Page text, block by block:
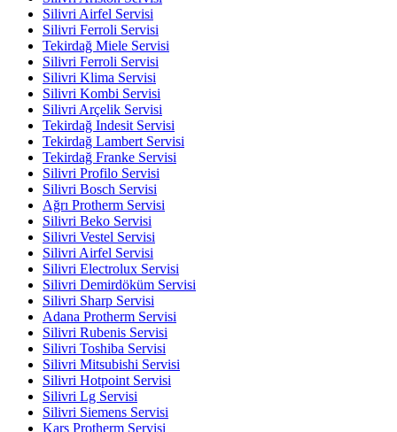
Silivri Airfel Servisi
Silivri Ferroli Servisi
Tekirdağ Miele Servisi
Silivri Ferroli Servisi
Silivri Klima Servisi
Silivri Kombi Servisi
Silivri Arçelik Servisi
Tekirdağ Indesit Servisi
Tekirdağ Lambert Servisi
Tekirdağ Franke Servisi
Silivri Profilo Servisi
Silivri Bosch Servisi
Ağrı Protherm Servisi
Silivri Beko Servisi
Silivri Vestel Servisi
Silivri Airfel Servisi
Silivri Electrolux Servisi
Silivri Demirdöküm Servisi
Silivri Sharp Servisi
Adana Protherm Servisi
Silivri Rubenis Servisi
Silivri Toshiba Servisi
Silivri Mitsubishi Servisi
Silivri Hotpoint Servisi
Silivri Lg Servisi
Silivri Siemens Servisi
Kars Protherm Servisi